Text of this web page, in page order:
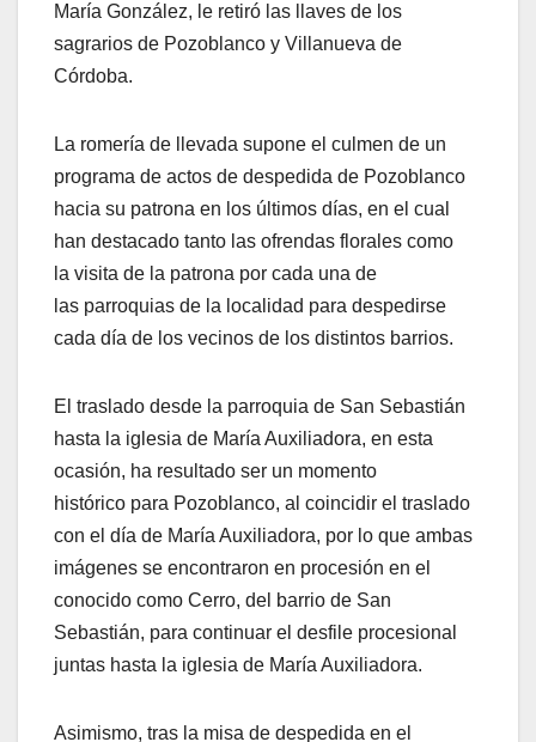
María González, le retiró las llaves de los
sagrarios de Pozoblanco y Villanueva de
Córdoba.
La romería de llevada supone el culmen de un
programa de actos de despedida de Pozoblanco
hacia su patrona en los últimos días, en el cual
han destacado tanto las ofrendas florales como
la visita de la patrona por cada una de
las parroquias de la localidad para despedirse
cada día de los vecinos de los distintos barrios.
El traslado desde la parroquia de San Sebastián
hasta la iglesia de María Auxiliadora, en esta
ocasión, ha resultado ser un momento
histórico para Pozoblanco, al coincidir el traslado
con el día de María Auxiliadora, por lo que ambas
imágenes se encontraron en procesión en el
conocido como Cerro, del barrio de San
Sebastián, para continuar el desfile procesional
juntas hasta la iglesia de María Auxiliadora.
Asimismo, tras la misa de despedida en el